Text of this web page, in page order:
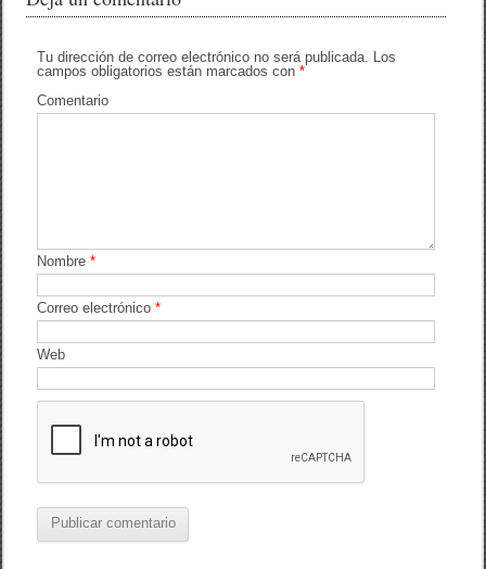
b
o
o
ar
tir
Tu dirección de correo electrónico no será publicada. Los
campos obligatorios están marcados con*
Comentario
Nombre*
Correo electrónico*
Web